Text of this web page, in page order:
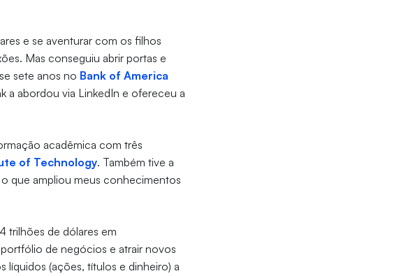
e se aventurar com os filhos
Mas conseguiu abrir portas e
sete anos no Bank of America
a abordou via LinkedIn e ofereceu a
acadêmica com três
of Technology. Também tive a
que ampliou meus conhecimentos
trilhões de dólares em
de negócios e atrair novos
líquidos (ações, títulos e dinheiro) a